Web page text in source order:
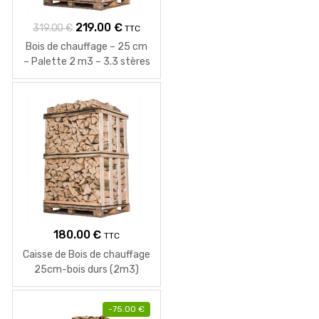
319.00€ Le
prix
initial
était :
319.00 €.
219.00 €Le
prix
actuel
est :
TTC
Bois de chauffage – 25 cm
– Palette 2 m3 – 3.3 stères
180.00€ TTC
Caisse de Bois de chauffage
25cm-bois durs (2m3)
-75.00 €